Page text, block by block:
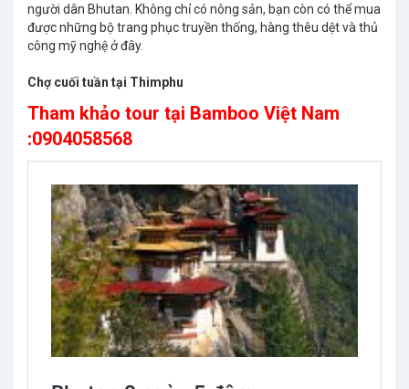
người dân Bhutan. Không chỉ có nông sản, bạn còn có thể mua
được những bộ trang phục truyền thống, hàng thêu dệt và thủ
công mỹ nghệ ở đây.
Chợ cuối tuần tại Thimphu
Tham khảo tour tại Bamboo Việt Nam
:0904058568